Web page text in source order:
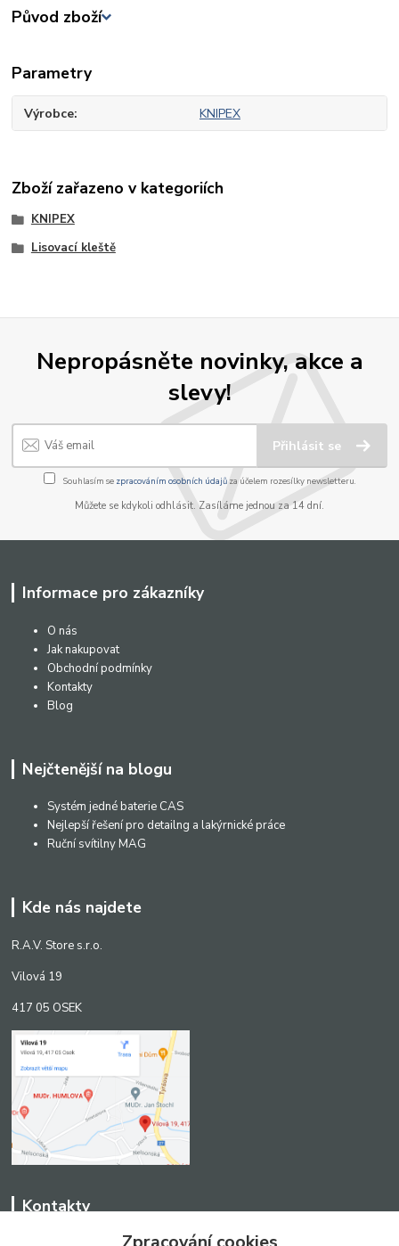
Původ zboží
Parametry
Výrobce KNIPEX
Zboží zařazeno v kategoriích
KNIPEX
Lisovací kleště
Nepropásněte novinky, akce a
slevy!
Přihlásit se
Souhlasím se zpracováním osobních údajůza účelem rozesílky newsletteru.
Můžete se kdykoli odhlásit. Zasíláme jednou za 14 dní.
Informace pro zákazníky
O nás
Jak nakupovat
Obchodní podmínky
Kontakty
Blog
Nejčtenější na blogu
Systém jedné baterie CAS
Nejlepší řešení pro detailng a lakýrnické práce
Ruční svítilny MAG
Kde nás najdete
R.A.V. Store s.r.o.
Vilová 19
417 05 OSEK
Kontakty